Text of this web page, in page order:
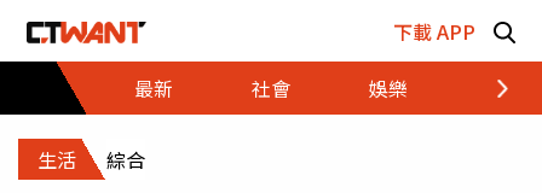
下載 APP
最新
社會 娛樂 財經
生活 綜合